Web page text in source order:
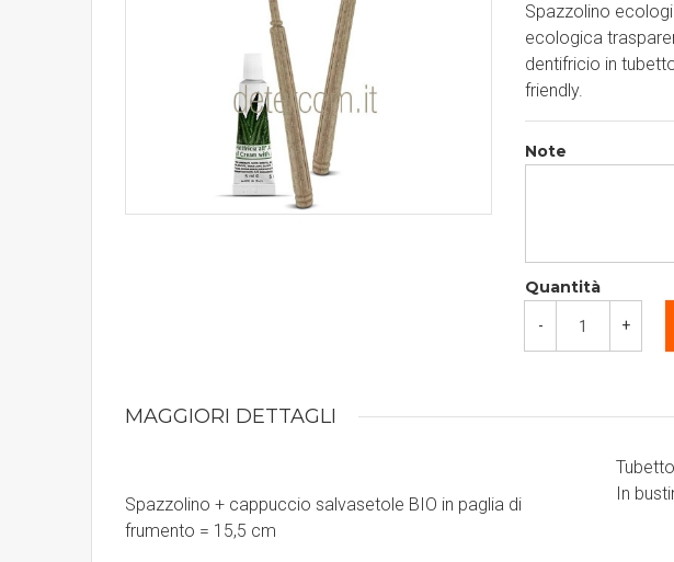
Spazzolino
ecologica
dentifricio in
friendly.
Note
Quantità
- +
MAGGIORI DETTAGLI
Spazzolino + cappuccio salvasetole BIO in paglia di
frumento = 15,5 cm
In